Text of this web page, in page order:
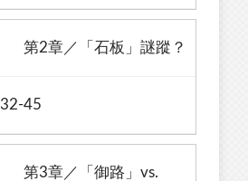
第2章／「石板」謎蹤？
32-45
第3章／「御路」vs.